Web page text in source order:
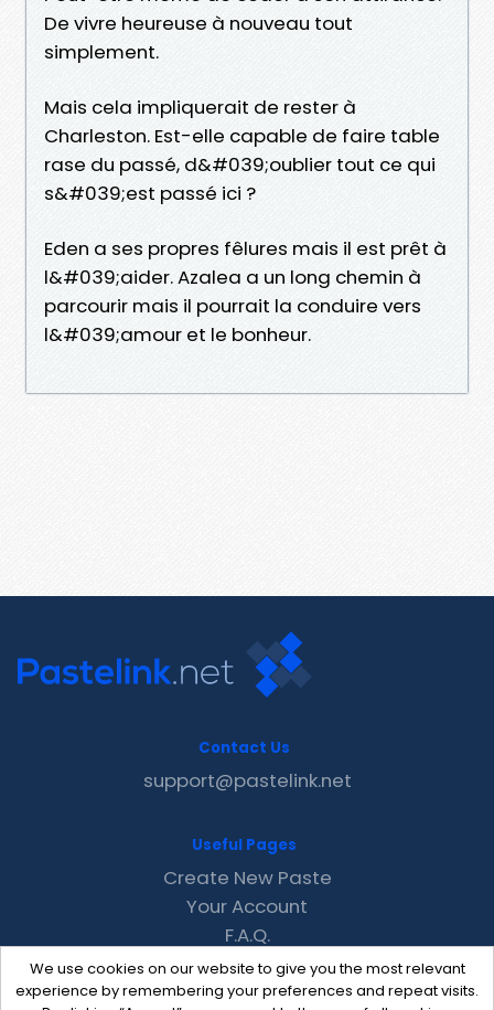
De vivre heureuse à nouveau tout
simplement.
Mais cela impliquerait de rester à
Charleston. Est-elle capable de faire table
rase du passé, d&#039;oublier tout ce qui
s&#039;est passé ici ?
Eden a ses propres fêlures mais il est prêt à
l&#039;aider. Azalea a un long chemin à
parcourir mais il pourrait la conduire vers
l&#039;amour et le bonheur.
We use cookies on our website to give you the most relevant
experience by remembering your preferences and repeat visits.
Contact Us
support@pastelink.net
Useful Pages
Create New Paste
Your Account
F.A.Q.
Recent
Contact